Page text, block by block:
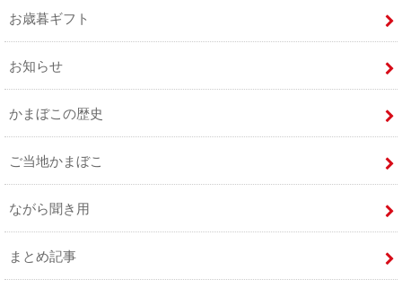
お歳暮ギフト
お知らせ
かまぼこの歴史
ご当地かまぼこ
ながら聞き用
まとめ記事